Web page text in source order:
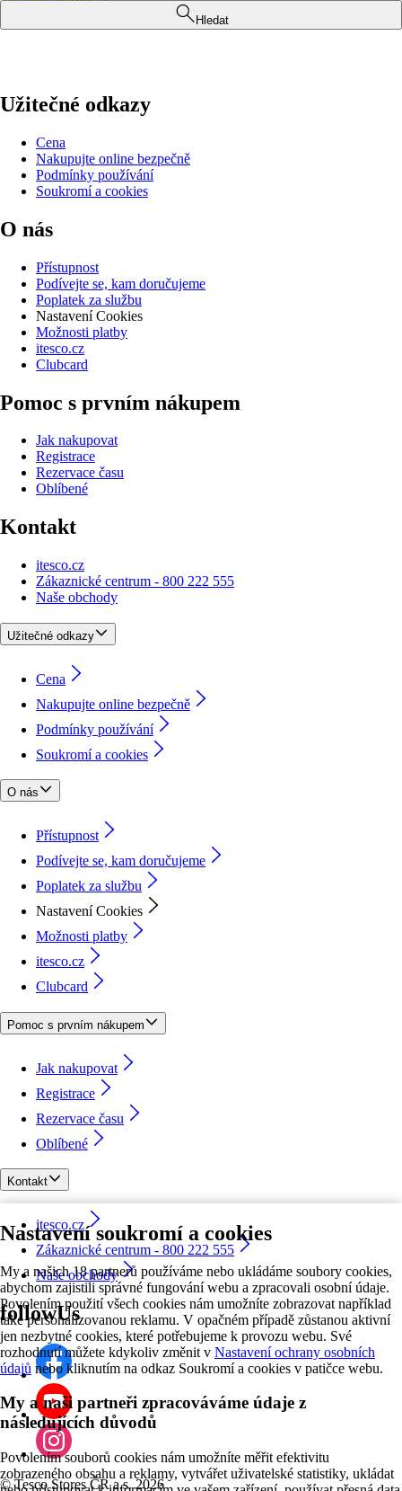
Nastavení soukromí a cookies
My a našich 18 partnerů používáme nebo ukládáme soubory cookies,
abychom zajistili správné fungování webu a zpracovali osobní údaje.
Povolením použití všech cookies nám umožníte zobrazovat například
také personalizovanou reklamu. V opačném případě zůstanou aktivní
jen nezbytné cookies, které potřebujeme k provozu webu. Své
rozhodnutí můžete kdykoliv změnit v Nastavení ochrany osobních
údajů nebo kliknutím na odkaz Soukromí a cookies v patičce webu.
My a naši partneři zpracováváme údaje z
následujících důvodů
Povolením souborů cookies nám umožníte měřit efektivitu
zobrazeného obsahu a reklamy, vytvářet uživatelské statistiky, ukládat
Hledat
Užitečné odkazy
Cena
Nakupujte online bezpečně
Podmínky používání
Soukromí a cookies
O nás
Přístupnost
Podívejte se, kam doručujeme
Poplatek za službu
Nastavení Cookies
Možnosti platby
itesco.cz
Clubcard
Pomoc s prvním nákupem
Jak nakupovat
Registrace
Rezervace času
Oblíbené
Kontakt
itesco.cz
Zákaznické centrum - 800 222 555
Naše obchody
Užitečné odkazy
Cena
Nakupujte online bezpečně
Podmínky používání
Soukromí a cookies
O nás
Přístupnost
Podívejte se, kam doručujeme
Poplatek za službu
Nastavení Cookies
Možnosti platby
itesco.cz
Clubcard
Pomoc s prvním nákupem
Jak nakupovat
Registrace
Rezervace času
Oblíbené
Kontakt
itesco.cz
Zákaznické centrum - 800 222 555
Naše obchody
followUs
©Tesco Stores ČR a.s. 2026